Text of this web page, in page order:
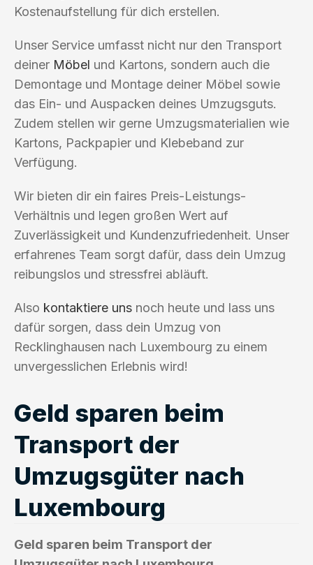
Kostenaufstellung für dich erstellen.
Unser Service umfasst nicht nur den Transport
deiner Möbel und Kartons, sondern auch die
Demontage und Montage deiner Möbel sowie
das Ein- und Auspacken deines Umzugsguts.
Zudem stellen wir gerne Umzugsmaterialien wie
Kartons, Packpapier und Klebeband zur
Verfügung.
Wir bieten dir ein faires Preis-Leistungs-
Verhältnis und legen großen Wert auf
Zuverlässigkeit und Kundenzufriedenheit. Unser
erfahrenes Team sorgt dafür, dass dein Umzug
reibungslos und stressfrei abläuft.
Also kontaktiere uns noch heute und lass uns
dafür sorgen, dass dein Umzug von
Recklinghausen nach Luxembourg zu einem
unvergesslichen Erlebnis wird!
Geld sparen beim
Transport der
Umzugsgüter nach
Luxembourg
Geld sparen beim Transport der